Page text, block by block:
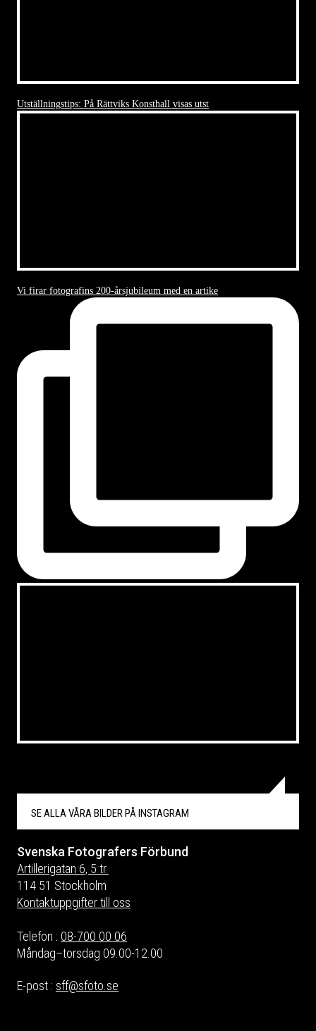
Utställningstips: På Rättviks Konsthall visas utst
Vi firar fotografins 200-årsjubileum med en artike
SE ALLA VÅRA BILDER PÅINSTAGRAM
Svenska Fotografers Förbund
Artillerigatan 6, 5 tr.
114 51 Stockholm
Kontaktuppgifter till oss
Telefon : 08-700 00 06
Måndag–torsdag 09.00-12.00
E-post : sff@sfoto.se